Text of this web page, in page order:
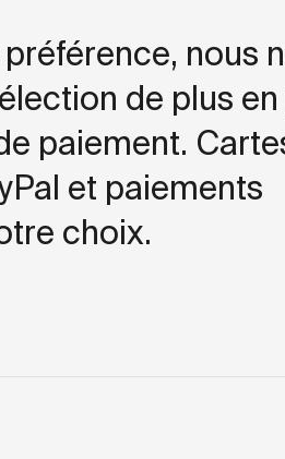
nous
de plus
paiement.
et paiements
choix.